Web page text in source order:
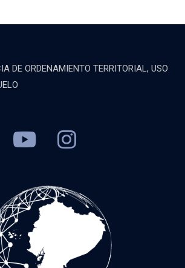
DE ORDENAMIENTO TERRITORIAL, USO